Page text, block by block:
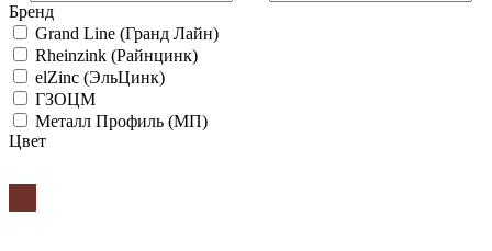
Бренд
Grand Line (Гранд Лайн)
Rheinzink (Райнцинк)
elZinc (ЭльЦинк)
ГЗОЦМ
Металл Профиль (МП)
Цвет